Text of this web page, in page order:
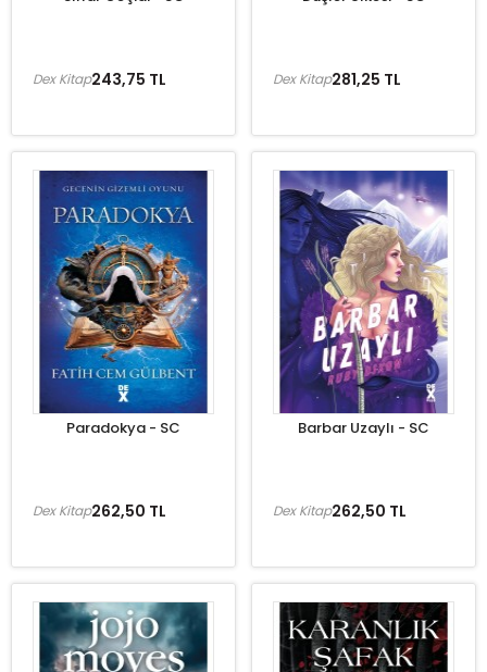
243,75 TL
Dex Kitap 281,25 TL
Dex Kitap
Paradokya - SC
262,50 TL
Dex Kitap
Barbar Uzaylı - SC
262,50 TL
Dex Kitap